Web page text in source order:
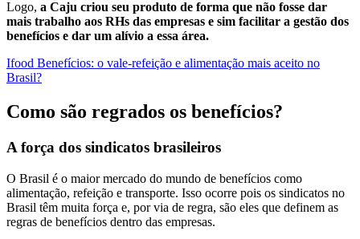
Logo, a Caju criou seu produto de forma que não fosse dar
mais trabalho aos RHs das empresas e sim facilitar a gestão dos
benefícios e dar um alívio a essa área.
Ifood Benefícios: o vale-refeição e alimentação mais aceito no
Brasil?
Como são regrados os benefícios?
A força dos sindicatos brasileiros
O Brasil é o maior mercado do mundo de benefícios como
alimentação, refeição e transporte. Isso ocorre pois os sindicatos no
Brasil têm muita força e, por via de regra, são eles que definem as
regras de benefícios dentro das empresas.